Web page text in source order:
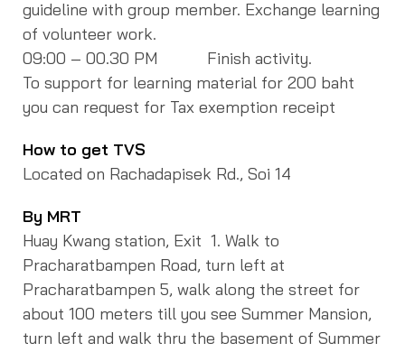
guideline with group member. Exchange learning
of volunteer work.
09:00 – 00.30 PM Finish activity.
To support for learning material for 200 baht
you can request for Tax exemption receipt
How to get TVS
Located on Rachadapisek Rd., Soi 14
By MRT
Huay Kwang station, Exit 1. Walk to
Pracharatbampen Road, turn left at
Pracharatbampen 5, walk along the street for
about 100 meters till you see Summer Mansion,
turn left and walk thru the basement of Summer